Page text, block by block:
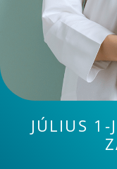
JÚLIUS